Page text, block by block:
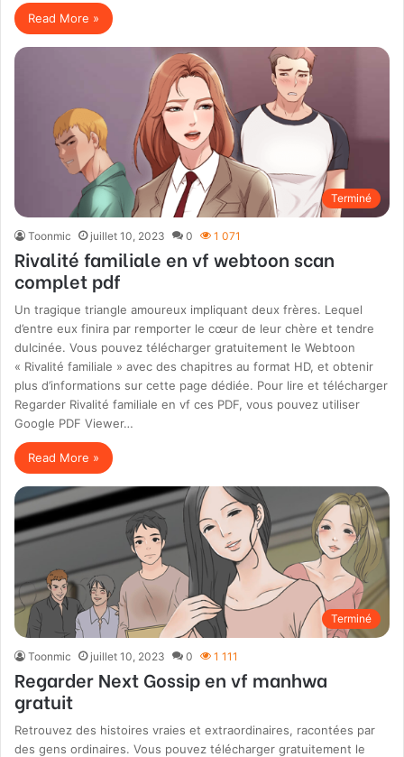
Read More »
Terminé
Toonmic juillet 10, 2023 0 1 071
Rivalité familiale en vf webtoon scan
complet pdf
Un tragique triangle amoureux impliquant deux frères. Lequel
d’entre eux finira par remporter le cœur de leur chère et tendre
dulcinée. Vous pouvez télécharger gratuitement le Webtoon
« Rivalité familiale » avec des chapitres au format HD, et obtenir
plus d’informations sur cette page dédiée. Pour lire et télécharger
Regarder Rivalité familiale en vf ces PDF, vous pouvez utiliser
Google PDF Viewer…
Read More »
Terminé
Toonmic juillet 10, 2023 0 1 111
Regarder Next Gossip en vf manhwa
gratuit
Retrouvez des histoires vraies et extraordinaires, racontées par
des gens ordinaires. Vous pouvez télécharger gratuitement le